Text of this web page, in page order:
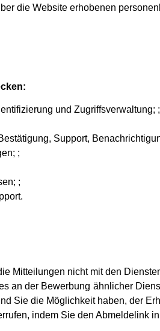
die Website erhobenen
und Zugriffsverwaltung; ;
Support,
;
;
Mitteilungen nicht mit den
an der Bewerbung ähnlicher
Sie die Möglichkeit haben, der
indem Sie den Abmeldelink